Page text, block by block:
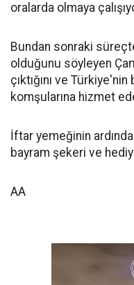
oralarda olmaya
Bundan sonraki
olduğunu söyleyen
çıktığını ve
komşularına hizmet
İftar yemeğinin
bayram şekeri ve
AA